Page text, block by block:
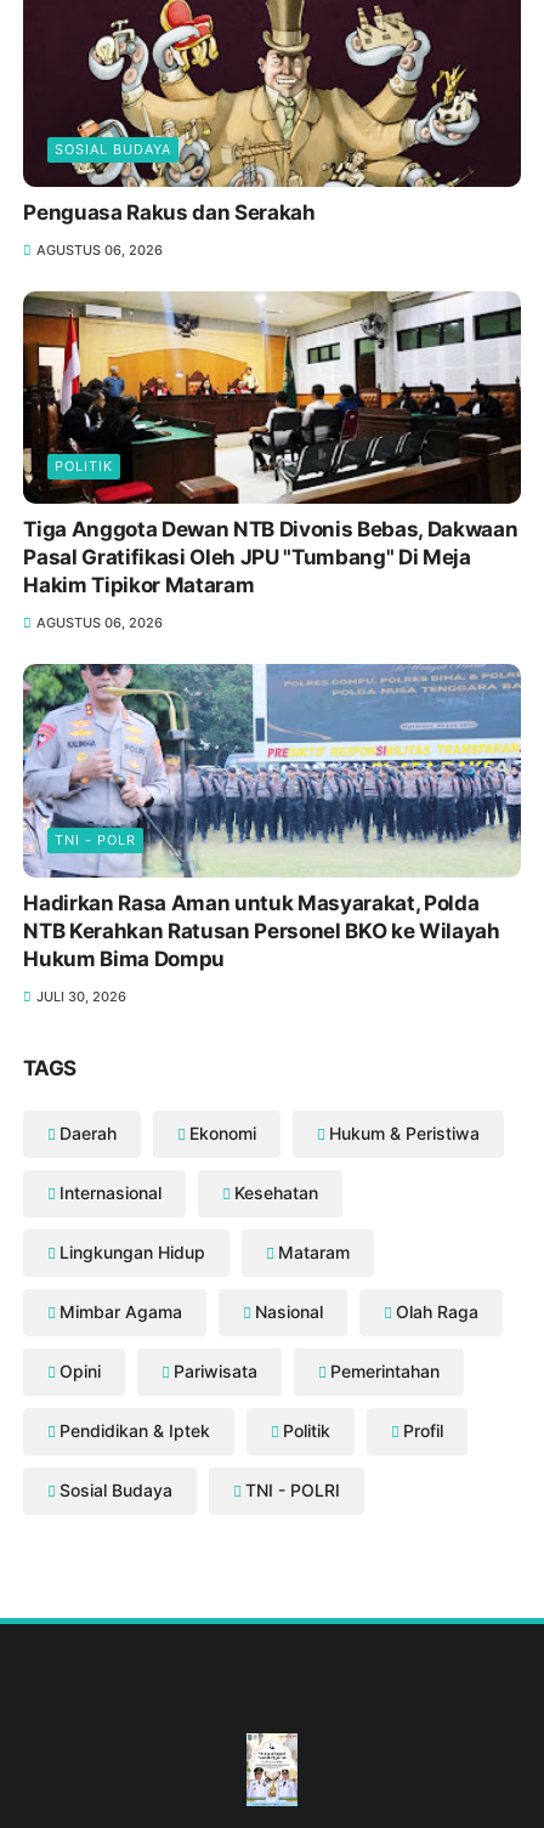
SOSIAL BUDAYA
Penguasa Rakus dan Serakah
AGUSTUS 06, 2026
POLITIK
Tiga Anggota Dewan NTB Divonis Bebas, Dakwaan
Pasal Gratifikasi Oleh JPU "Tumbang" Di Meja
Hakim Tipikor Mataram
AGUSTUS 06, 2026
TNI - POLR
Hadirkan Rasa Aman untuk Masyarakat, Polda
NTB Kerahkan Ratusan Personel BKO ke Wilayah
Hukum Bima Dompu
JULI 30, 2026
TAGS
Daerah Ekonomi Hukum & Peristiwa
Internasional Kesehatan
Lingkungan Hidup Mataram
Mimbar Agama Nasional Olah Raga
Opini Pariwisata Pemerintahan
Pendidikan & Iptek Politik Profil
Sosial Budaya TNI - POLRI